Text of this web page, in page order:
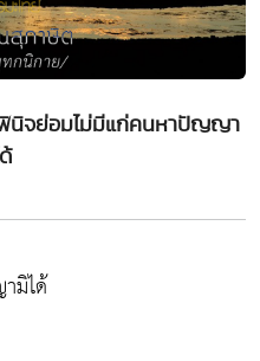
จย่อมไม่มีแก่คนหาปัญญา
มิได้